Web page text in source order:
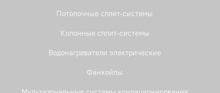
Потолочные сплит-системы
Колонные сплит-системы
Водонагреватели электрические
Фанкойлы